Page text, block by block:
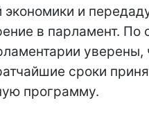
экономики и
в парламент. По
уверены,
сроки
программу.